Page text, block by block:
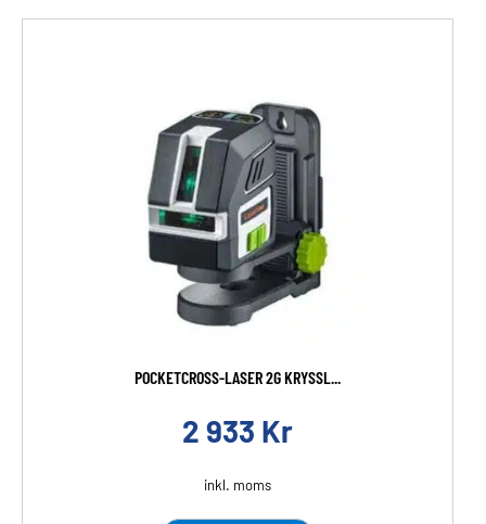
POCKETCROSS-LASER 2G KRYSSL...
2 933 Kr
inkl. moms